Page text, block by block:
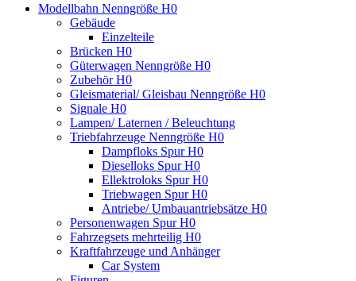
Modellbahn Nenngröße H0
Gebäude
Einzelteile
Brücken H0
Güterwagen Nenngröße H0
Zubehör H0
Gleismaterial/ Gleisbau Nenngröße H0
Signale H0
Lampen/ Laternen / Beleuchtung
Triebfahrzeuge Nenngröße H0
Dampfloks Spur H0
Dieselloks Spur H0
Ellektroloks Spur H0
Triebwagen Spur H0
Antriebe/ Umbauantriebsätze H0
Personenwagen Spur H0
Fahrzegsets mehrteilig H0
Kraftfahrzeuge und Anhänger
Car System